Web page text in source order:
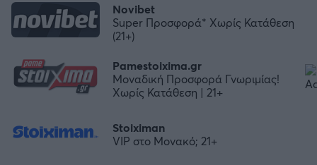
Stoiximan
VIP στο Μονακό; 21+
Novibet
Super Προσφορά* Χωρίς Κατάθεση
(21+)
Pamestoixima.gr
Μοναδική Προσφορά Γνωριμίας!
Χωρίς Κατάθεση | 21+